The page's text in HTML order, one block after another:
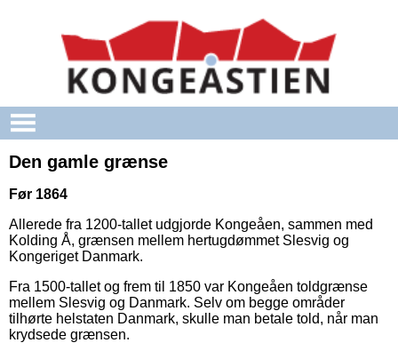
Den gamle grænse
Før 1864
Allerede fra 1200-tallet udgjorde Kongeåen, sammen med
Kolding Å, grænsen mellem hertugdømmet Slesvig og
Kongeriget Danmark.
Fra 1500-tallet og frem til 1850 var Kongeåen toldgrænse
mellem Slesvig og Danmark. Selv om begge områder
tilhørte helstaten Danmark, skulle man betale told, når man
krydsede grænsen.